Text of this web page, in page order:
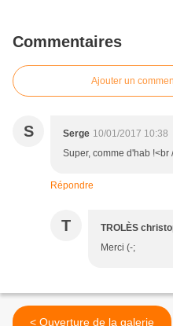
Commentaires
Ajouter un
S Serge 10/01/2017 10:38
Super, comme d'hab !<br
Répondre
T TROLÈS
Merci (-;
< Ouverture de la galerie